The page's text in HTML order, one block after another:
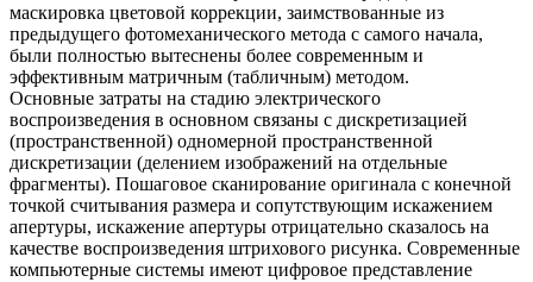
маскировка цветовой коррекции, заимствованные из
предыдущего фотомеханического метода с самого начала,
были полностью вытеснены более современным и
эффективным матричным (табличным) методом.
Основные затраты на стадию электрического
воспроизведения в основном связаны с дискретизацией
(пространственной) одномерной пространственной
дискретизации (делением изображений на отдельные
фрагменты). Пошаговое сканирование оригинала с конечной
точкой считывания размера и сопутствующим искажением
апертуры, искажение апертуры отрицательно сказалось на
качестве воспроизведения штрихового рисунка. Современные
компьютерные системы имеют цифровое представление